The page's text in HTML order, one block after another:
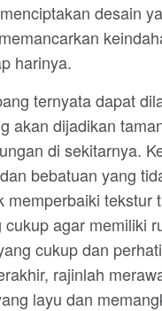
desain
harinya.
ternyata dapat
akan dijadikan
di sekitarnya.
bebatuan yang
memperbaiki tekstur
agar memiliki
cukup dan
rajinlah
layu dan